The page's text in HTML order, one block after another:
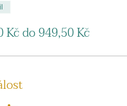
Kč do 949,50 Kč